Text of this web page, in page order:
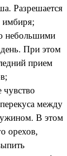
Разрешается
имбиря;
небольшими
При этом
прием
чувство
между
В этом
орехов,